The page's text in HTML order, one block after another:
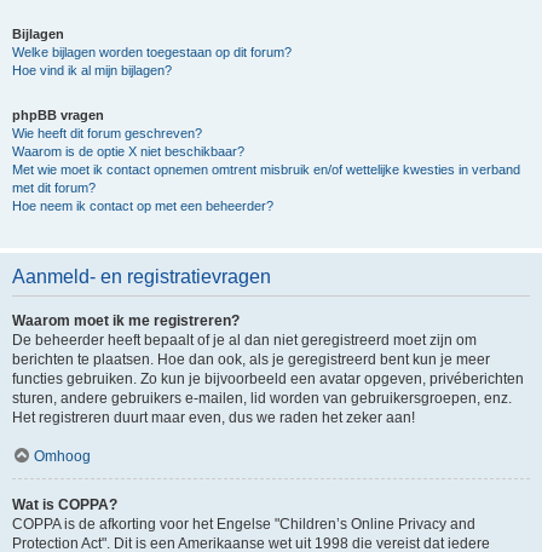
Bijlagen
Welke bijlagen worden toegestaan op dit forum?
Hoe vind ik al mijn bijlagen?
phpBB vragen
Wie heeft dit forum geschreven?
Waarom is de optie X niet beschikbaar?
Met wie moet ik contact opnemen omtrent misbruik en/of wettelijke kwesties in verband
met dit forum?
Hoe neem ik contact op met een beheerder?
Aanmeld- en registratievragen
Waarom moet ik me registreren?
De beheerder heeft bepaalt of je al dan niet geregistreerd moet zijn om
berichten te plaatsen. Hoe dan ook, als je geregistreerd bent kun je meer
functies gebruiken. Zo kun je bijvoorbeeld een avatar opgeven, privéberichten
sturen, andere gebruikers e-mailen, lid worden van gebruikersgroepen, enz.
Het registreren duurt maar even, dus we raden het zeker aan!
Omhoog
Wat is COPPA?
COPPA is de afkorting voor het Engelse "Children’s Online Privacy and
Protection Act". Dit is een Amerikaanse wet uit 1998 die vereist dat iedere